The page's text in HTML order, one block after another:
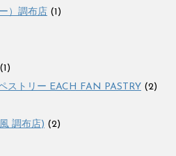
）調布店 (1)
(1)
ストリー EACH FAN PASTRY (2)
調布店) (2)